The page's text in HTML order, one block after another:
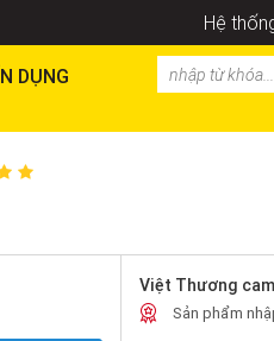
Hệ
DỤNG
Việt Thương
Sản phẩm